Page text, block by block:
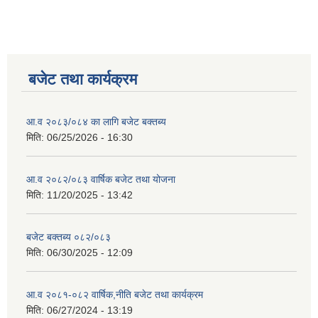
बजेट तथा कार्यक्रम
आ.व २०८३/०८४ का लागि बजेट बक्तब्य
मिति: 06/25/2026 - 16:30
आ.व २०८२/०८३ वार्षिक बजेट तथा योजना
मिति: 11/20/2025 - 13:42
बजेट बक्तब्य ०८२/०८३
मिति: 06/30/2025 - 12:09
आ.व २०८१-०८२ वार्षिक,नीति बजेट तथा कार्यक्रम
मिति: 06/27/2024 - 13:19